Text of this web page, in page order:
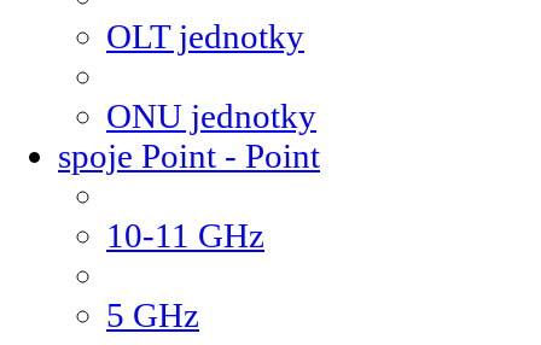
OLT jednotky
ONU jednotky
spoje Point - Point
10-11 GHz
5 GHz